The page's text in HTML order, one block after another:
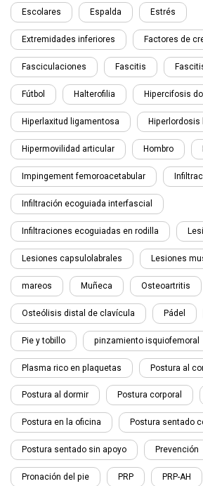
Escolares Espalda Estrés
Extremidades inferiores Factores de
Fasciculaciones Fascitis
Fútbol Halterofilia Hipercifosis
Hiperlaxitud ligamentosa Hiperlordosis
Hipermovilidad articular Hombro
Impingement femoroacetabular
Infiltración ecoguiada interfascial
Infiltraciones ecoguiadas en rodilla
Lesiones capsulolabrales Lesiones
mareos Muñeca Osteoartritis
Osteólisis distal de clavícula Pádel
Pie y tobillo pinzamiento isquiofemoral
Plasma rico en plaquetas Postura al
Postura al dormir Postura corporal
Postura en la oficina Postura sentado
Postura sentado sin apoyo Prevención
Pronación del pie PRP PRP-AH